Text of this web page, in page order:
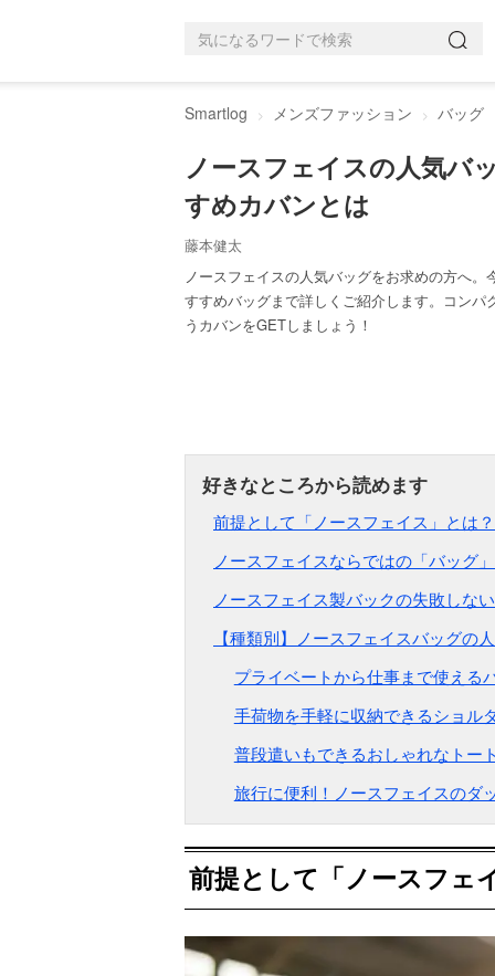
Smartlog メンズファッション バッグ
ノースフェイスの人気バ
すめカバンとは
藤本健太
ノースフェイスの人気バッグをお求めの方へ
すすめバッグまで詳しくご紹介します。コン
うカバンをGETしましょう！
前提として「ノースフェイス」とは？
ノースフェイスならではの「バッグ
ノースフェイス製バックの失敗しな
【種類別】ノースフェイスバッグの
プライベートから仕事まで使える
手荷物を手軽に収納できるショル
普段遣いもできるおしゃれなトー
旅行に便利！ノースフェイスのダ
前提として「ノースフェ